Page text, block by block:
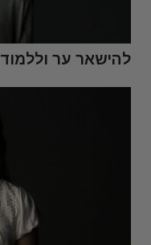
להישאר ער וללמוד